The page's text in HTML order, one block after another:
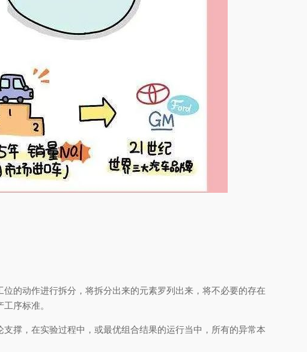
的动作进行拆分，将拆分出来的元素罗列出来，将不必要的存在
序标准。
撑，在实验过程中，或最优组合结果的运行当中，所有的异常本